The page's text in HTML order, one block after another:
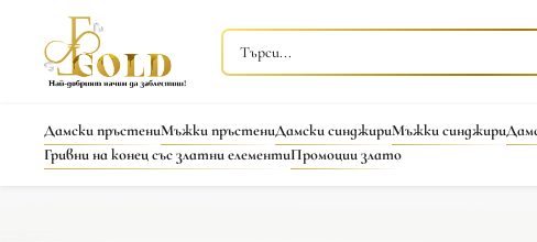
Дамски пръстениМъжки пръстениДамски синджириМъжки синджири
Гривни на конец със златни елементиПромоции злато